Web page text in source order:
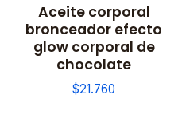
Aceite corporal
bronceador efecto
glow corporal de
chocolate
$21.760